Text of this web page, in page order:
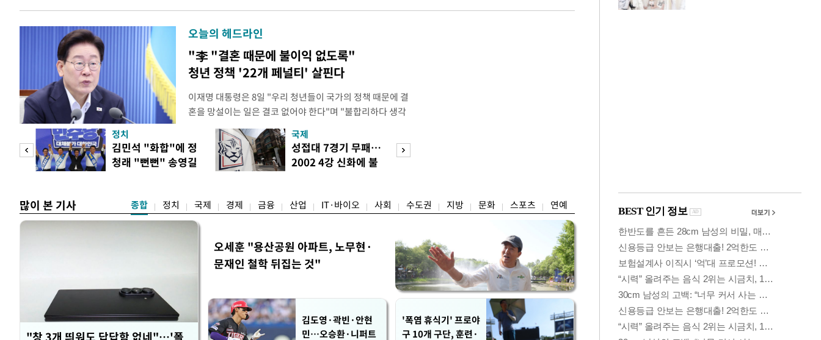
오늘의 헤드라인
"李 "결혼 때문에 불이익 없도록"
청년 정책 '22개 페널티' 살핀다
이재명 대통령은 8일 "우리 청년들이 국가의 정책 때문에 결
혼을 망설이는 일은 결코 없어야 한다"며 "불합리하다 생각
하는 제도가 있을 경우 편하게 말씀해주시면 좋겠다"고 했
다. 이 대통령은 이날 오후 X(옛 트위터)에 '청년들의 목소리
로 찾은 결혼 페널티 22개' 자료를 공유하며 이같이 적었다.
이 대통령은 "결혼으로 인해 겪을 수 있는 제도
정치
김민석 "화합"에 정
청래 "뻔뻔" 송영길
국제
성접대 7경기 무패…
2002 4강 신화에 불
많이 본 기사 종합 정치 국제 경제 금융 산업 IT·바이오 사회 수도권 지방 문화 스포츠 연예
"창 3개 띄워도 답답함 없네"…'폴
오세훈 "용산공원 아파트, 노무현·
문재인 철학 뒤집는 것"
김도영·곽빈·안현
민…오승환·니퍼트
'폭염 휴식기' 프로야
구 10개 구단, 훈련·